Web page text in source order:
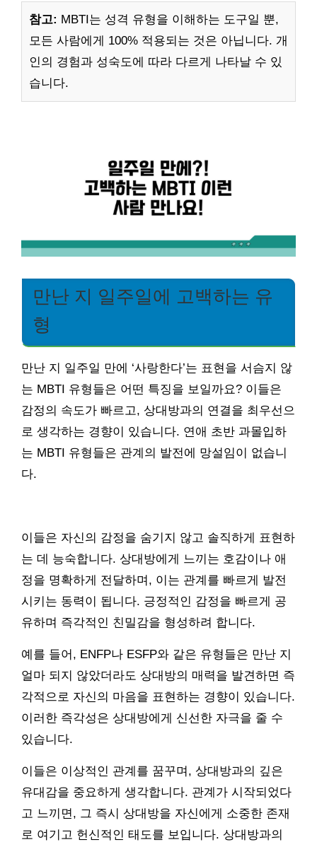
참고: MBTI는 성격 유형을 이해하는 도구일 뿐,
모든 사람에게 100% 적용되는 것은 아닙니다. 개
인의 경험과 성숙도에 따라 다르게 나타날 수 있
습니다.
만난 지 일주일에 고백하는 유
형
만난 지 일주일 만에 ‘사랑한다’는 표현을 서슴지 않
는 MBTI 유형들은 어떤 특징을 보일까요? 이들은
감정의 속도가 빠르고, 상대방과의 연결을 최우선으
로 생각하는 경향이 있습니다. 연애 초반 과몰입하
는 MBTI 유형들은 관계의 발전에 망설임이 없습니
다.
이들은 자신의 감정을 숨기지 않고 솔직하게 표현하
는 데 능숙합니다. 상대방에게 느끼는 호감이나 애
정을 명확하게 전달하며, 이는 관계를 빠르게 발전
시키는 동력이 됩니다. 긍정적인 감정을 빠르게 공
유하며 즉각적인 친밀감을 형성하려 합니다.
예를 들어, ENFP나 ESFP와 같은 유형들은 만난 지
얼마 되지 않았더라도 상대방의 매력을 발견하면 즉
각적으로 자신의 마음을 표현하는 경향이 있습니다.
이러한 즉각성은 상대방에게 신선한 자극을 줄 수
있습니다.
이들은 이상적인 관계를 꿈꾸며, 상대방과의 깊은
유대감을 중요하게 생각합니다. 관계가 시작되었다
고 느끼면, 그 즉시 상대방을 자신에게 소중한 존재
로 여기고 헌신적인 태도를 보입니다. 상대방과의